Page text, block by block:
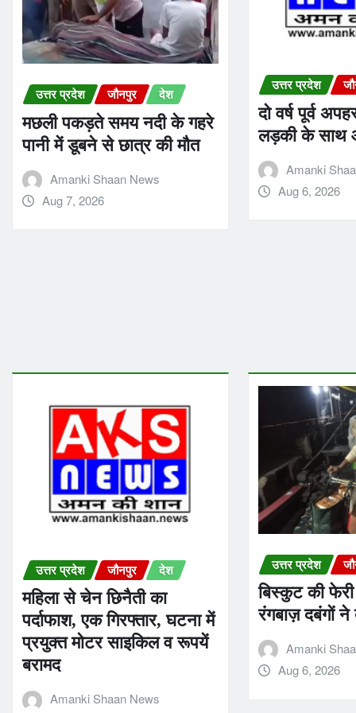
उत्तर प्रदेश जौनपुर देश
मछली पकड़ते समय नदी के गहरे
पानी में डूबने से छात्र की मौत
Amanki Shaan News
Aug 7, 2026
उत्तर प्रदेश
दो वर्ष पूर्व
लड़की के साथ
Amanki
Aug 6, 2026
उत्तर प्रदेश जौनपुर देश
महिला से चेन छिनैती का
पर्दाफाश, एक गिरफ्तार, घटना में
प्रयुक्त मोटर साइकिल व रूपयें
बरामद
Amanki Shaan News
उत्तर प्रदेश
बिस्कुट की
रंगबाज़ दबंगों ने
Amanki
Aug 6, 2026